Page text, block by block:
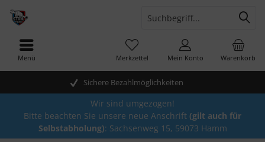
Sichere Bezahlmöglichkeiten
Warenkorb
Merkzettel Mein Konto
Menü
Wir sind umgezogen!
Bitte beachten Sie unsere neue Anschrift (gilt auch für
Selbstabholung): Sachsenweg 15, 59073 Hamm